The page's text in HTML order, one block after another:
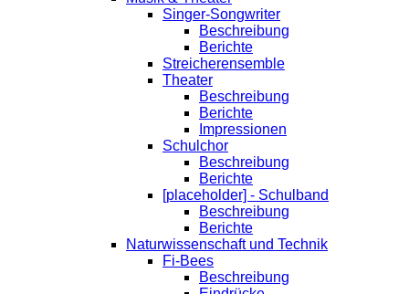
Singer-Songwriter
Beschreibung
Berichte
Streicherensemble
Theater
Beschreibung
Berichte
Impressionen
Schulchor
Beschreibung
Berichte
[placeholder] - Schulband
Beschreibung
Berichte
Naturwissenschaft und Technik
Fi-Bees
Beschreibung